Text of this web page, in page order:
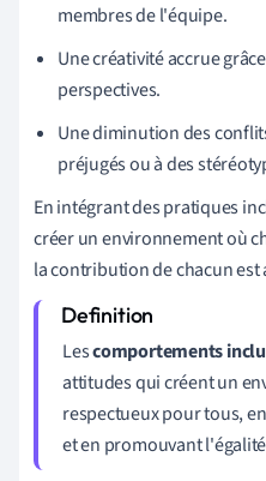
membres de l'équipe.
Une créativité accrue
perspectives.
Une diminution des
préjugés ou à des
En intégrant des pratiques
créer un environnement où
la contribution de chacun est
Lescomportements
attitudes qui créent un
respectueux pour tous,
et en promouvant